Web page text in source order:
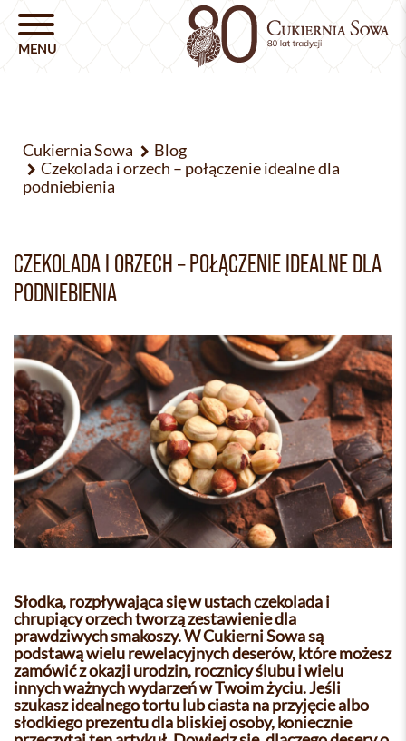
Cukiernia Sowa
Blog
Czekolada i orzech – połączenie idealne dla
podniebienia
CZEKOLADA I ORZECH – POŁĄCZENIE IDEALNE DLA
PODNIEBIENIA
Słodka, rozpływająca się w ustach czekolada i
chrupiący orzech tworzą zestawienie dla
prawdziwych smakoszy. W Cukierni Sowa są
podstawą wielu rewelacyjnych deserów, które możesz
zamówić z okazji urodzin, rocznicy ślubu i wielu
innych ważnych wydarzeń w Twoim życiu. Jeśli
szukasz idealnego tortu lub ciasta na przyjęcie albo
słodkiego prezentu dla bliskiej osoby, koniecznie